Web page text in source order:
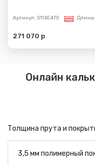
Артикул: S114E470 Длина:
271 070 р
Онлайн
Толщина прута и